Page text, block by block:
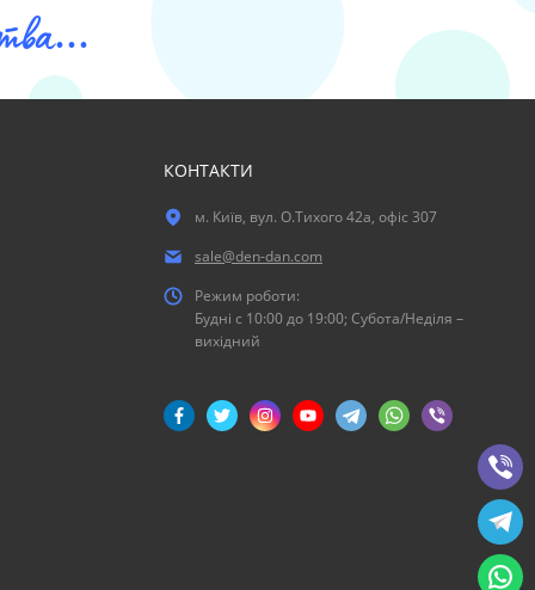
КОНТАКТИ
м. Київ, вул. О.Тихого 42а, офіс 307
sale@den-dan.com
Режим роботи:
Будні c 10:00 до 19:00; Субота/Неділя –
вихідний